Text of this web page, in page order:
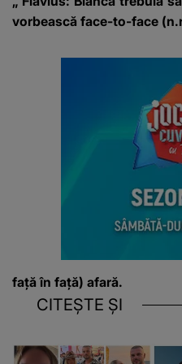
vorbească face-to-face
față în față) afară.
CITEȘTE ȘI